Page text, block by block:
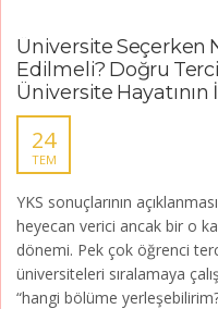
Üniversite Seçerken
Edilmeli? Doğru
Üniversite Hayatının
24
TEM
YKS sonuçlarının
heyecan verici ancak bir o
dönemi. Pek çok öğrenci
üniversiteleri sıralamaya
“hangi bölüme